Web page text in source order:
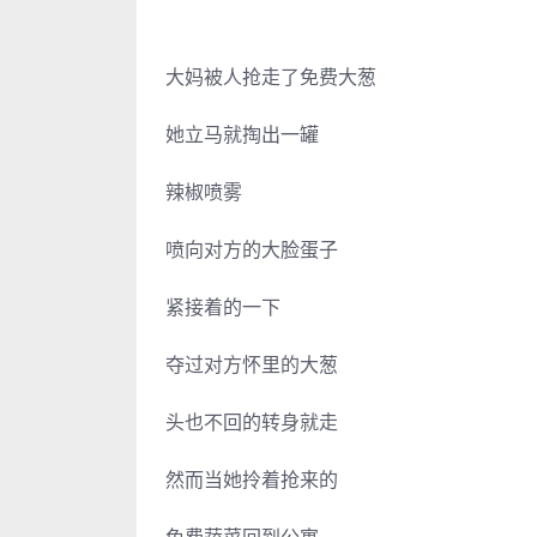
大妈被人抢走了免费大葱
她立马就掏出一罐
辣椒喷雾
喷向对方的大脸蛋子
紧接着的一下
夺过对方怀里的大葱
头也不回的转身就走
然而当她拎着抢来的